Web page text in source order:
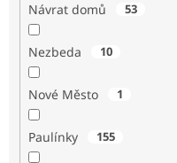
Návrat domů 53
Nezbeda 10
Nové Město 1
Paulínky 155